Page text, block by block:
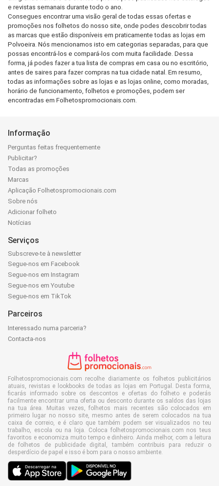
e revistas semanais durante todo o ano.
Consegues encontrar uma visão geral de todas essas ofertas e
promoções nos folhetos do nosso site, onde podes descobrir todas
as marcas que estão disponíveis em praticamente todas as lojas em
Polvoeira. Nós mencionamos isto em categorias separadas, para que
possas encontrá-los e compará-los com muita facilidade. Dessa
forma, já podes fazer a tua lista de compras em casa ou no escritório,
antes de saires para fazer compras na tua cidade natal. Em resumo,
todas as informações sobre as lojas e as lojas online, como moradas,
horário de funcionamento, folhetos e promoções, podem ser
encontradas em Folhetospromocionais.com.
Informação
Perguntas feitas frequentemente
Publicitar?
Todas as promoções
Marcas
Aplicação Folhetospromocionais.com
Sobre nós
Adicionar folheto
Notícias
Serviços
Subscreve-te à newsletter
Segue-nos em Facebook
Segue-nos em Instagram
Segue-nos em Youtube
Segue-nos em TikTok
Parceiros
Interessado numa parceria?
Contacta-nos
Folhetospromocionais.com recolhe diariamente os folhetos publicitários
atuais, revistas e lookbooks de todas as lojas em Portugal. Desta forma,
ficarás informado sobre os descontos e ofertas do folheto e poderás
facilmente encontrar uma oferta ou desconto durante os saldos das lojas
na tua área. Muitas vezes, folhetos mais recentes são colocados em
primeiro lugar no nosso site, mesmo antes de serem colocados na tua
caixa de correio, e é claro que também podem ser visualizados no teu
trabalho, escola ou na loja. Coloca folhetospromocionais.com nos teus
favoritos e economiza muito tempo e dinheiro. Ainda melhor, com a leitura
de folhetos de publicidade digital, também contribuis para reduzir o
desperdício de papel e isso é bom para o nosso ambiente.